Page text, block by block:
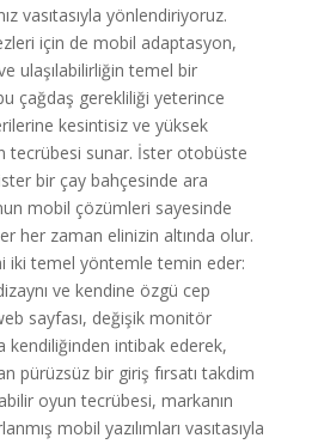
vasıtasıyla yönlendiriyoruz.
için de mobil adaptasyon,
ulaşılabilirliğin temel bir
çağdaş gerekliliği yeterince
kesintisiz ve yüksek
tecrübesi sunar. İster otobüste
bir çay bahçesinde ara
mobil çözümleri sayesinde
her zaman elinizin altında olur.
iki temel yöntemle temin eder:
ve kendine özgü cep
sayfası, değişik monitör
kendiliğinden intibak ederek,
pürüzsüz bir giriş fırsatı takdim
oyun tecrübesi, markanın
mobil yazılımları vasıtasıyla